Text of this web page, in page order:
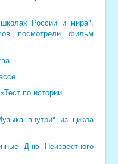
России и мира".
посмотрели фильм
по истории
внутри" из цикла
Дню Неизвестного